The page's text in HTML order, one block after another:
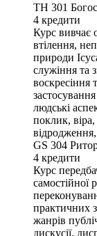
TH 301
4 кредити
Курс вивчає
втілення,
природи
служіння та
воскресіння
людські
поклик,
GS 304
4 кредити
Курс
самостійної
практичних
жанрів
дискусії,